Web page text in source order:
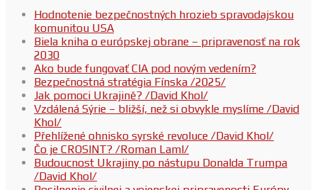
Hodnotenie bezpečnostných hrozieb spravodajskou
komunitou USA
Biela kniha o európskej obrane – pripravenosť na rok
2030
Ako bude fungovať CIA pod novým vedením?
Bezpečnostná stratégia Fínska /2025/
Jak pomoci Ukrajině? /David Khol/
Vzdálená Sýrie – bližší, než si obvykle myslíme /David
Khol/
Přehlížené ohnisko syrské revoluce /David Khol/
Čo je CROSINT? /Roman Laml/
Budoucnost Ukrajiny po nástupu Donalda Trumpa
/David Khol/